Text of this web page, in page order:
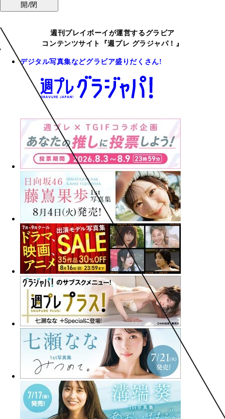
開/閉
週刊プレイボーイが運営するグラビア
コンテンツサイト『週プレ グラジャパ！』
デジタル写真集などグラビア盛りだくさん!